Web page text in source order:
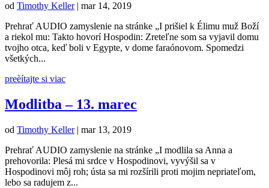
od Timothy Keller| mar 14, 2019
Prehrať AUDIO zamyslenie na stránke „I prišiel k Élimu muž Boží
a riekol mu: Takto hovorí Hospodin: Zreteľne som sa vyjavil domu
tvojho otca, keď boli v Egypte, v dome faraónovom. Spomedzi
všetkých...
preèítajte si viac
Modlitba – 13. marec
od Timothy Keller| mar 13, 2019
Prehrať AUDIO zamyslenie na stránke „I modlila sa Anna a
prehovorila: Plesá mi srdce v Hospodinovi, vyvýšil sa v
Hospodinovi môj roh; ústa sa mi rozšírili proti mojim nepriateľom,
lebo sa radujem z...